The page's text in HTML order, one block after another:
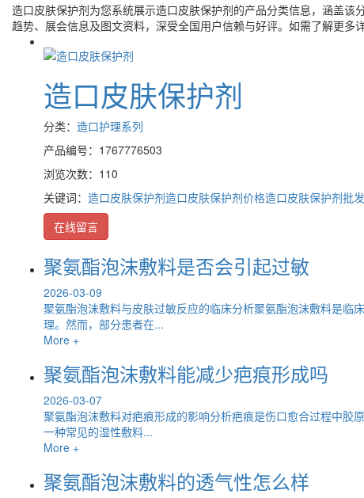
造口皮肤保护剂为您系统展示造口皮肤保护剂的产品分类信息，涵盖该
趋势、展会信息及图文资料，深受全国用户信赖与好评。如需了解更多
造口皮肤保护剂
分类： 造口护理系列
产品编号：1767776503
浏览次数：110
关键词： 造口皮肤保护剂造口皮肤保护剂价格造口皮肤保护剂批发
在线留言
聚氨酯泡沫敷料是否会引起过敏
2026-03-09
聚氨酯泡沫敷料与皮肤过敏反应的临床分析聚氨酯泡沫敷料是临
理。然而，部分患者在...
More +
聚氨酯泡沫敷料能减少疤痕形成吗
2026-03-07
聚氨酯泡沫敷料对疤痕形成的影响分析疤痕是伤口愈合过程中胶
一种常见的湿性敷料...
More +
聚氨酯泡沫敷料的透气性怎么样